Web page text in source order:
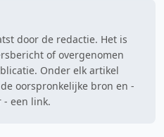
door de redactie. Het is
of overgenomen
Onder elk artikel
oorspronkelijke bron en -
- een link.